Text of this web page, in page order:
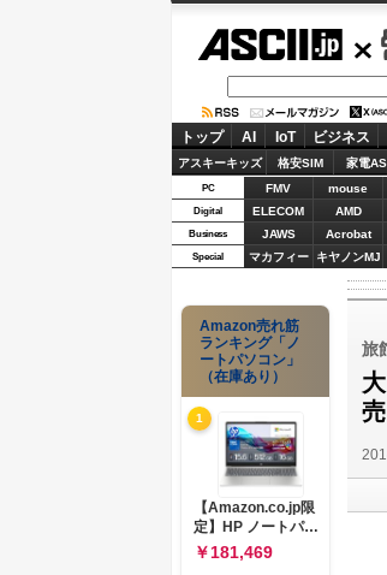
トップ AI IoT ビジネス
アスキーキッズ 格安SIM 家電
PC FMV mouse
Digital ELECOM AMD
Business JAWS Acrobat
Special マカフィー キヤノンMJ
旅
売
Amazon売れ筋
ランキング「ノ
ートパソコン」
（在庫あり）
1
【Amazon.co.jp限
定】HP ノートパソ
コン 15-fd 15.6イン
チ インテル Core 5
￥181,469